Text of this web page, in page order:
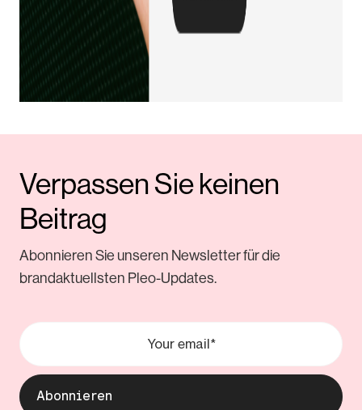
Verpassen Sie keinen
Beitrag
Abonnieren Sie unseren Newsletter für die
brandaktuellsten Pleo-Updates.